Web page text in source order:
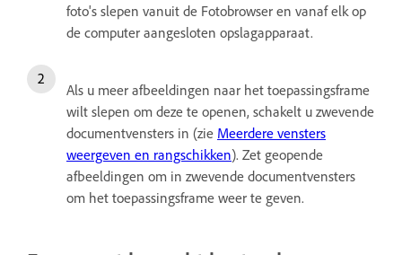
foto's slepen vanuit de Fotobrowser en vanaf elk op
de computer aangesloten opslagapparaat.
Als u meer afbeeldingen naar het toepassingsframe
wilt slepen om deze te openen, schakelt u zwevende
documentvensters in (zie Meerdere vensters
weergeven en rangschikken). Zet geopende
afbeeldingen om in zwevende documentvensters
om het toepassingsframe weer te geven.